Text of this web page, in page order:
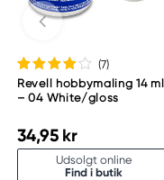
(7)
Revell hobbymaling 14 ml
– 04 White/gloss
34,95 kr
Udsolgt online
Find i butik